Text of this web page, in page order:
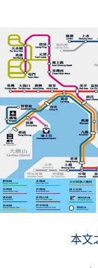
本文